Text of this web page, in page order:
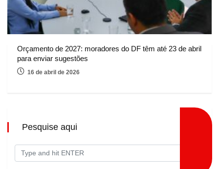
Orçamento de 2027: moradores do DF têm até 23 de abril
para enviar sugestões
16 de abril de 2026
Pesquise aqui